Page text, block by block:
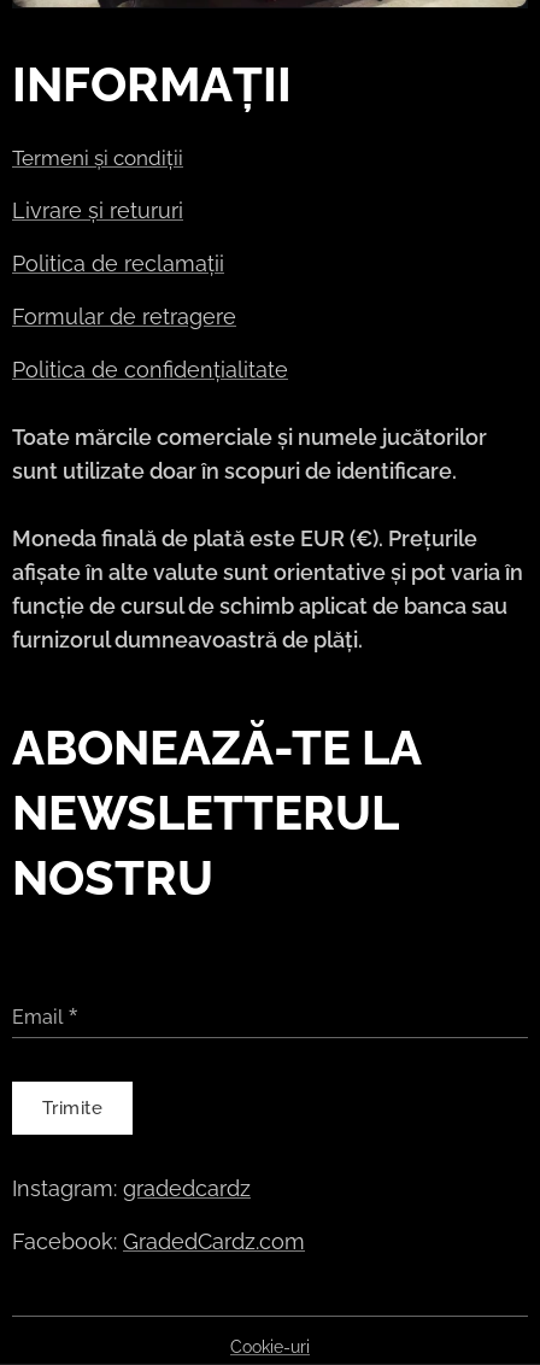
INFORMAȚII
Termeni și condiții
Livrare și retururi
Politica de reclamații
Formular de retragere
Politica de confidențialitate
Toate mărcile comerciale și numele jucătorilor
sunt utilizate doar în scopuri de identificare.
Moneda finală de plată este EUR (€). Prețurile
afișate în alte valute sunt orientative și pot varia în
funcție de cursul de schimb aplicat de banca sau
furnizorul dumneavoastră de plăți.
ABONEAZĂ-TE LA
NEWSLETTERUL
NOSTRU
Email
Trimite
Instagram: gradedcardz
Facebook: GradedCardz.com
Cookie-uri